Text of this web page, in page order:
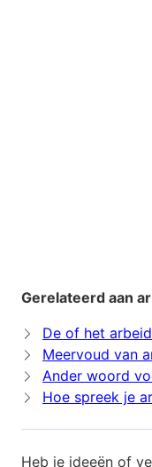
Gerelateerd aan
De of het
Meervoud van
Ander woord
Hoe spreek je
Heb je ideeën of